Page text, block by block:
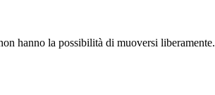
hanno la possibilità di muoversi liberamente.